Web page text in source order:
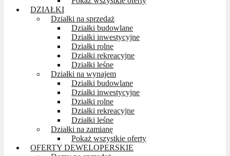
DZIAŁKI
Działki na sprzedaż
Działki budowlane
Działki inwestycyjne
Działki rolne
Działki rekreacyjne
Działki leśne
Działki na wynajem
Działki budowlane
Działki inwestycyjne
Działki rolne
Działki rekreacyjne
Działki leśne
Działki na zamianę
Pokaż wszystkie oferty
OFERTY DEWELOPERSKIE